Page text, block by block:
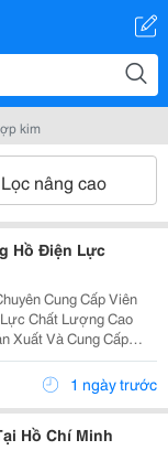
kim
Lọc nâng cao
Hồ Điện Lực
Cung Cấp Viên
Chất Lượng Cao
Xuất Và Cung Cấp
Lực Với Chất
Của Các Đơn Vị
1 ngày trước
Hồ Chí Minh